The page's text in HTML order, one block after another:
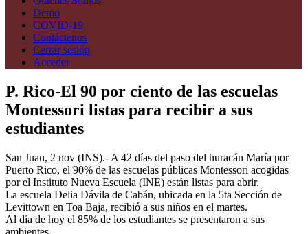
Demo
COVID-19
Contáctenos
Cerrar sesión
Acceder
P. Rico-El 90 por ciento de las escuelas
Montessori listas para recibir a sus
estudiantes
San Juan, 2 nov (INS).- A 42 días del paso del huracán María por
Puerto Rico, el 90% de las escuelas públicas Montessori acogidas
por el Instituto Nueva Escuela (INE) están listas para abrir.
La escuela Delia Dávila de Cabán, ubicada en la 5ta Sección de
Levittown en Toa Baja, recibió a sus niños en el martes.
Al día de hoy el 85% de los estudiantes se presentaron a sus
ambientes.